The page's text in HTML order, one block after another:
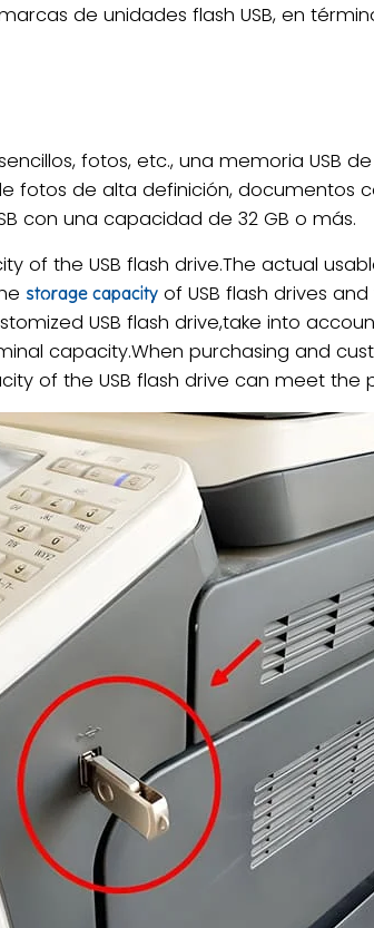
de unidades flash USB, en
fotos, etc., una memoria USB
fotos de alta definición, documentos
con una capacidad de 32 GB o más.
the USB flash drive.The actual
storage capacity of USB flash drives
USB flash drive,take into
capacity.When purchasing and
of the USB flash drive can meet the